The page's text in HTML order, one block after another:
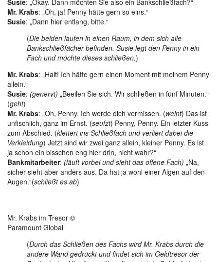
Susie: „Okay. Dann möchten Sie also ein Bankschließfach?“
Mr. Krabs: „Oh, ja! Penny hätte gern so eins.“
Susie: „Dann hier entlang, bitte.“
(Die beiden laufen in einen Raum, in dem sich alle
Bankschließfächer befinden. Susie legt den Penny in ein
Fach und möchte dieses schließen.)
Mr. Krabs: „Halt! Ich hätte gern einen Moment mit meinem Penny
allein.“
Susie: (genervt) „Beeilen Sie sich. Wir schließen in fünf Minuten.“
(geht)
Mr. Krabs: „Oh, Penny. Ich werde dich vermissen. (weint) Das ist
unfischlich, ganz im Ernst. (seufzt) Penny, Penny. Ein letzter Kuss
zum Abschied. (klettert ins Schließfach und verliert dabei die
Verkleidung) Jetzt sind wir zwei ganz allein, kleiner Penny. Es ist
ja schon ein bisschen eng hier drin, nicht wahr?“
Bankmitarbeiter: (läuft vorbei und sieht das offene Fach) „Na,
sicher sieht aber anders aus. Da hat ja wohl einer Algen auf den
Augen.“(schließt es ab)
Mr. Krabs im Tresor ©
Paramount Global
(Durch das Schließen des Fachs wird Mr. Krabs durch die
andere Wand gedrückt und findet sich im Geldtresor der